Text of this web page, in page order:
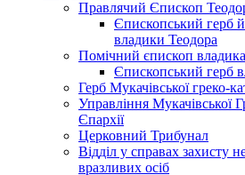
Правлячий Єпископ
Єпископський герб
владики Теодора
Помічний єпископ
Єпископський герб
Герб Мукачівської греко-
Управління Мукачівської
Єпархії
Церковний Трибунал
Відділ у справах захисту
вразливих осіб